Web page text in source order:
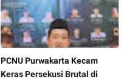
PCNU Purwakarta Kecam
Keras Persekusi Brutal di